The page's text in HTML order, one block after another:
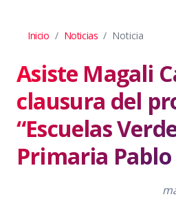
Inicio Noticias Noticia
Asiste Magali
clausura del
“Escuelas
Primaria Pablo